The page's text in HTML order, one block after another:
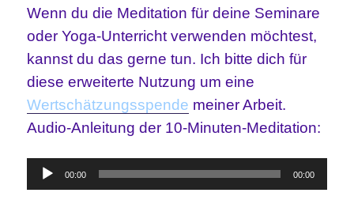
Wenn du die Meditation für deine Seminare
oder Yoga-Unterricht verwenden möchtest,
kannst du das gerne tun. Ich bitte dich für
diese erweiterte Nutzung um eine
Wertschätzungsspende meiner Arbeit.
Audio-Anleitung der 10-Minuten-Meditation:
Audio-
00:00 00:00